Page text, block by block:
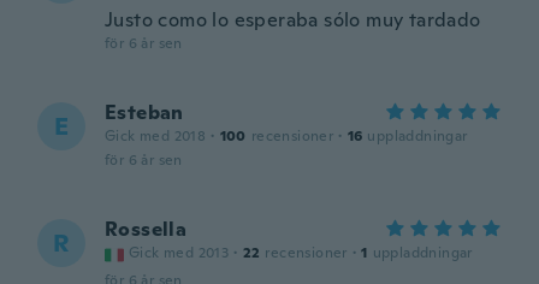
Justo como lo esperaba sólo muy tardado
för 6 år sen
E Esteban
Gick med 2018 · 100 recensioner · 16 uppladdningar
för 6 år sen
R Rossella
Gick med 2013 · 22 recensioner · 1 uppladdningar